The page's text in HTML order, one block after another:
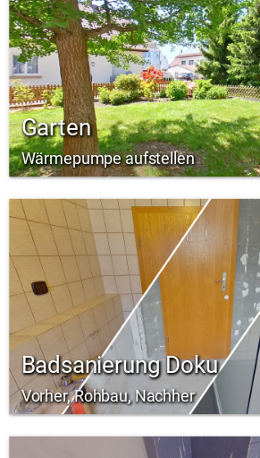
Garten
Wärmepumpe aufstellen
Badsanierung Doku
Vorher, Rohbau, Nachher